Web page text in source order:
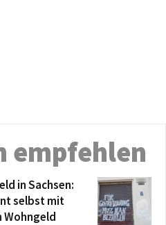
empfehlen
in Sachsen:
selbst mit
Wohngeld